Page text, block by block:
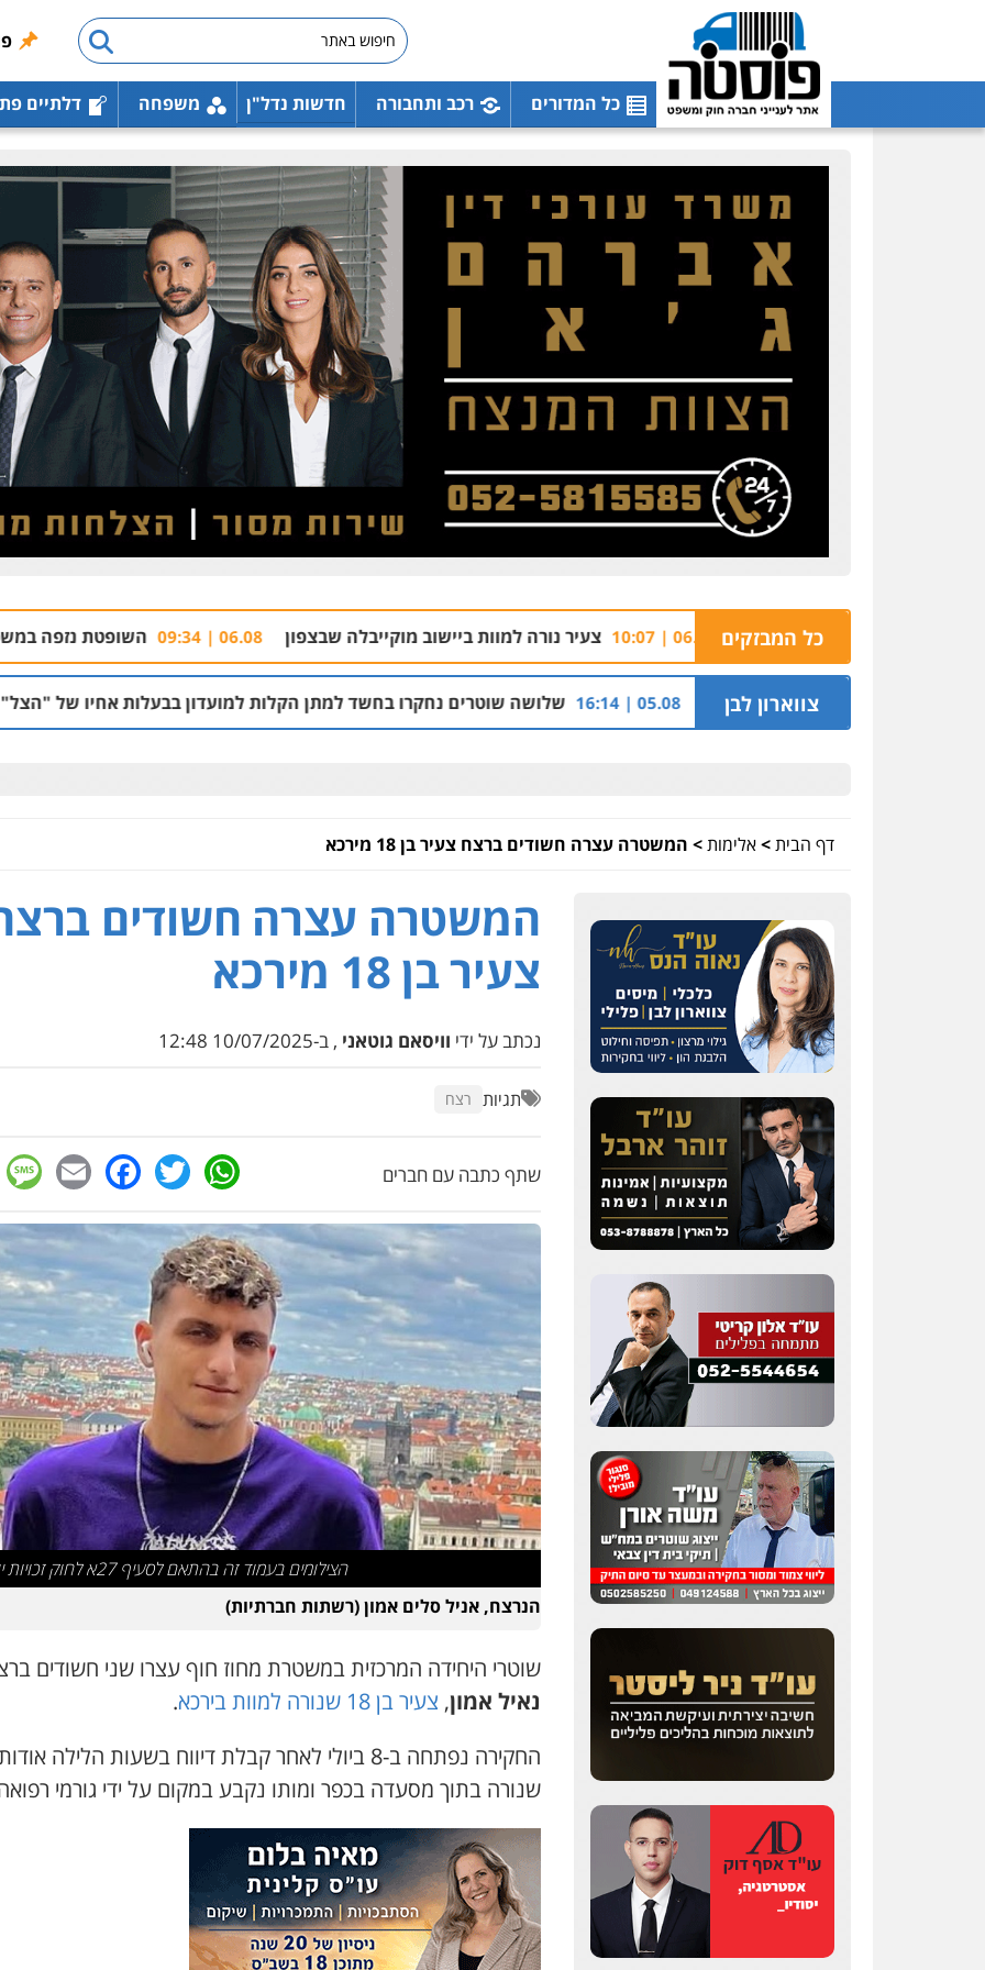
כל המדורים רכב ותחבורה חדשות נדל"ן משפחה דלתיים
כל המבזקים
06.08 | 10:07 צעיר נורה למוות ביישוב מוקייבלה שבצפון 06.08 | 09:34 השופטת נזפה במשטרה ושחררה
צווארון לבןשל משפחת הרינג 05.08 | 16:14 שלושה שוטרים נחקרו בחשד למתן הקלות למועדון בבעלות אחיו של "הצל" 05.08 | 12:03
דף הבית>אלימות> המשטרה עצרה חשודים ברצח צעיר בן 18 מירכא
המשטרה עצרה חשודים
צעיר בן 18 מירכא
נכתב על ידי וויסאם גוטאני , ב-10/07/2025 12:48
תגיות רצח
שתף כתבה עם חברים WhatsApp
Twitter
הצילומים בעמוד זה בהתאם לסעיף 27א לחוק זכויות יוצרים
הנרצח, אניל סלים אמון (רשתות חברתיות)
שוטרי היחידה המרכזית במשטרת מחוז חוף עצרו שני חשודים
נאיל אמון, צעיר בן 18 שנורה למוות בירכא
.
החקירה נפתחה ב-8 ביולי לאחר קבלת דיווח בשעות הלילה
שנורה בתוך מסעדה בכפר ומותו נקבע במקום על ידי גורמי